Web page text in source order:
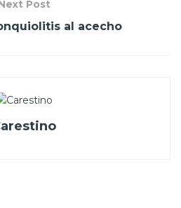
Post
al acecho